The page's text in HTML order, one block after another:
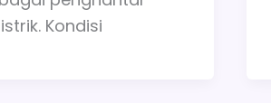
Kondisi